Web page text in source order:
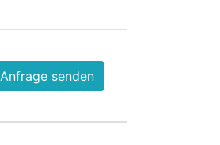
Anfrage senden